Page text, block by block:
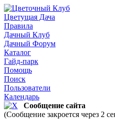
Цветущая Дача
Правила
Дачный Клуб
Дачный Форум
Каталог
Гайд-парк
Помощь
Поиск
Пользователи
Календарь
Сообщение сайта
(Сообщение закроется через 2